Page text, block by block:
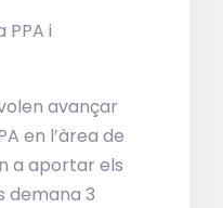
i
avançar
en l’àrea de
a aportar els
demana 3